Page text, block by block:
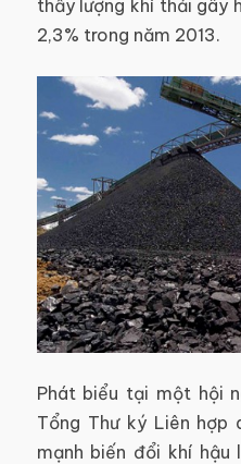
thấy lượng khí thải gây
2,3% trong năm 2013.
Phát biểu tại một hội
Tổng Thư ký Liên hợp
mạnh biến đổi khí